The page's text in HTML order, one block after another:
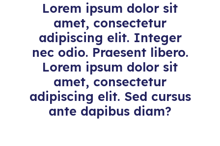
Lorem ipsum dolor sit
amet, consectetur
adipiscing elit. Integer
nec odio. Praesent libero.
Lorem ipsum dolor sit
amet, consectetur
adipiscing elit. Sed cursus
ante dapibus diam?